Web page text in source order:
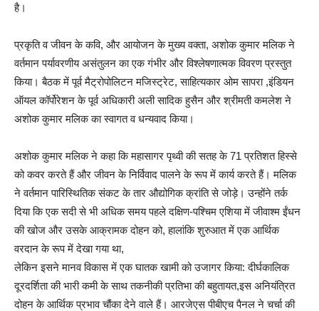
है।
प्रकृति व जीवन के कवि, और आयोजन के मुख्य वक्ता, अशोक कुमार मलिक ने
वर्तमान पर्यावरणीय असंतुलन का एक गंभीर और विश्लेषणात्मक विवरण प्रस्तुत
किया। बैठक में पूर्व मैट्रोपोलिटन मजिस्ट्रेट, साहित्यकार ओम सापरा ,इंडियन
ऑयल कॉर्पोरेशन के पूर्व अधिकारी अली सादिक हुसैन और श्रीमती कमलेश ने
अशोक कुमार मलिक का स्वागत व धन्यवाद किया।
अशोक कुमार मलिक ने कहा कि महासागर पृथ्वी की सतह के 71 प्रतिशत हिस्से
को कवर करते हैं और जीवन के निर्विवाद पालने के रूप में कार्य करते हैं। मलिक
ने वर्तमान पारिस्थितिक संकट के तार औद्योगिक क्रांति से जोड़े। उन्होंने तर्क
दिया कि एक सदी से भी अधिक समय पहले दक्षिण-पश्चिम एशिया में जीवाश्म ईंधन
की खोज और उसके आक्रामक दोहन को, हालांकि शुरुआत में एक आर्थिक
वरदान के रूप में देखा गया था,
लेकिन इसने मानव विकास में एक घातक खामी को उजागर किया: दीर्घकालिक
दूरदर्शिता की भारी कमी के साथ तकनीकी प्रतिभा की बहुतायत,इस अनियंत्रित
दोहन के आर्थिक प्रभाव चौंका देने वाले हैं। आरजेएस पीबीएच पैनल ने चर्चा की